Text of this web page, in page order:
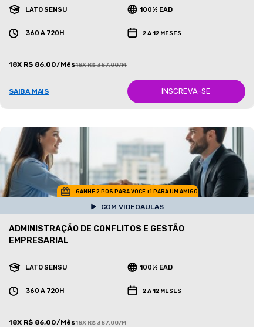
LATO SENSU 100% EAD
360 A 720H 2 A 12 MESES
18X R$ 86,00/Mês18X R$ 387,00/Mês
SAIBA MAIS INSCREVA-SE
GANHE 2 POS PARA VOCE +1 PARA UM AMIGO
COM VIDEOAULAS
ADMINISTRAÇÃO DE CONFLITOS E GESTÃO
EMPRESARIAL
LATO SENSU 100% EAD
360 A 720H 2 A 12 MESES
18X R$ 86,00/Mês18X R$ 387,00/Mês